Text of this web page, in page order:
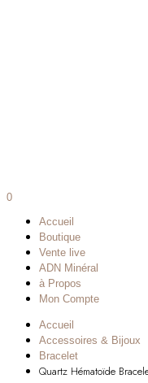
0
Accueil
Boutique
Vente live
ADN Minéral
à Propos
Mon Compte
Accueil
Accessoires & Bijoux
Bracelet
Quartz Hématoïde